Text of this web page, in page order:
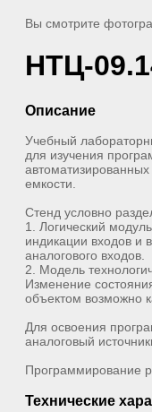
Вы смотрите
НТЦ-
Описание
Учебный
для изучения
емкости.
Стенд условно
1. Логический
индикации входов и
аналогового входов.
2. Модель
Изменение
объектом возможно
Для освоения
аналоговый
Программирование
Технические